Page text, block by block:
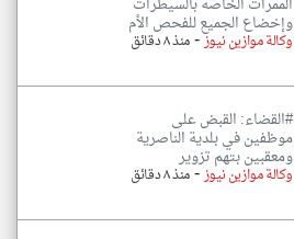
وإخضاع الجميع للفحص الأم
وكالة موازين نيوز-منذ ٨ دقائق
#القضاء: القبض على
موظفين في بلدية الناصرية
ومعقبين بتهم تزوير
وكالة موازين نيوز-منذ ٨ دقائق